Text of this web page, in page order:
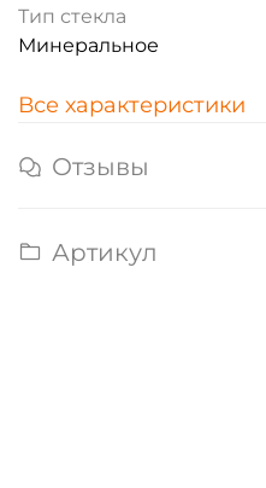
Тип стекла
Минеральное
Все характеристики
Отзывы
Артикул